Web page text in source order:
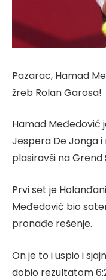
Pazarac, Hamad
žreb Rolan Garosa!
Hamad Međedović
Jespera De Jonga
plasiravši na Grend
Prvi set je
Međedović bio
pronađe rešenje.
On je to i uspio i
dobio rezultatom